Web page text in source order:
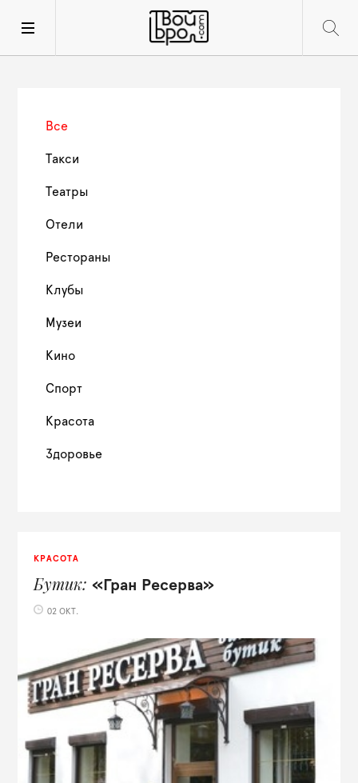
Все
Такси
Театры
Отели
Рестораны
Клубы
Музеи
Кино
Спорт
Красота
Здоровье
КРАСОТА
Бутик «Гран Ресерва»
02 ОКТ.